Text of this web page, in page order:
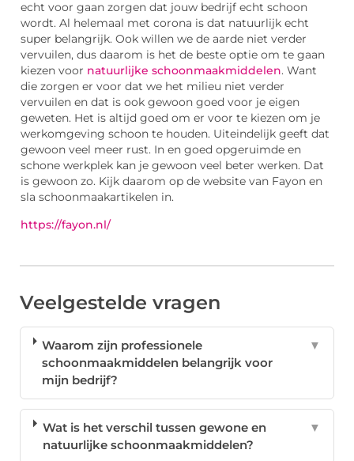
echt voor gaan zorgen dat jouw bedrijf echt schoon
wordt. Al helemaal met corona is dat natuurlijk echt
super belangrijk. Ook willen we de aarde niet verder
vervuilen, dus daarom is het de beste optie om te gaan
kiezen voor natuurlijke schoonmaakmiddelen. Want
die zorgen er voor dat we het milieu niet verder
vervuilen en dat is ook gewoon goed voor je eigen
geweten. Het is altijd goed om er voor te kiezen om je
werkomgeving schoon te houden. Uiteindelijk geeft dat
gewoon veel meer rust. In en goed opgeruimde en
schone werkplek kan je gewoon veel beter werken. Dat
is gewoon zo. Kijk daarom op de website van Fayon en
sla schoonmaakartikelen in.
https://fayon.nl/
Veelgestelde vragen
Waarom zijn professionele
schoonmaakmiddelen belangrijk voor
mijn bedrijf?
▼
Wat is het verschil tussen gewone en
natuurlijke schoonmaakmiddelen?
▼